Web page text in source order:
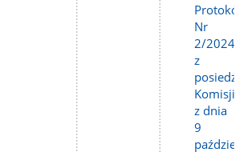
do
Protokół
Nr
2/2024
z
Komisji
z dnia
9